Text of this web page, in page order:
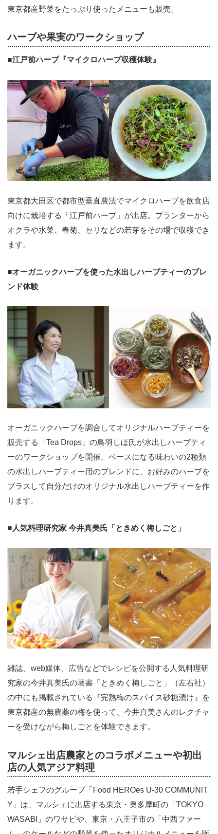
東京都産野菜をたっぷり使ったメニューも販売。
ハーブや果実のワークショップ
■江戸前ハーブ『マイクロハーブ収穫体験』
東京都大田区で都市型垂直農法でマイクロハーブを飲食店
向けに栽培する「江戸前ハーブ」が出店。プランターから
オクラや水菜、春菊、セリなどの若芽をその場で収穫でき
ます。
■オーガニックハーブを使った水出しハーブティーのブレ
ンド体験
オーガニックハーブを調合してオリジナルハーブティーを
販売する「Tea Drops」の鳥羽しほ氏が水出しハーブティ
ーのワークショップを開催。ベースになる味わいの2種類
の水出しハーブティー用のブレンドに、お好みのハーブを
プラスして自分だけのオリジナル水出しハーブティーを作
ります。
■人気料理研究家 今井真美氏「ときめく梅しごと」
雑誌、web媒体、広告などでレシピを公開する人気料理研
究家の今井真美氏の著書「ときめく梅しごと」（左右社）
の中にも掲載されている『完熟梅のスパイス砂糖漬け』を
東京都産の無農薬の梅を使って、今井真美さんのレクチャ
ーを受けながら梅しごとを体験できます。
マルシェ出店農家とのコラボメニューや初出
店の人気アジア料理
若手シェフのグループ「Food HEROes U-30 COMMUNIT
Y」は、マルシェに出店する東京・奥多摩町の「TOKYO
WASABI」のワサビや、東京・八王子市の「中西ファー